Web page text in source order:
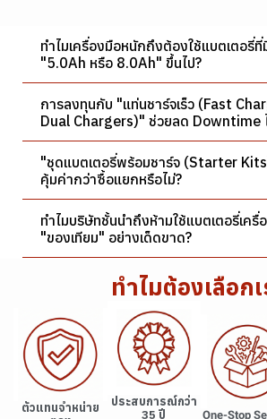
ทำไมเครื่องมือหนักถึงต้องใช้แบตเตอรี่
"5.0Ah หรือ 8.0Ah" ขึ้นไป?
การลงทุนกับ "แท่นชาร์จเร็ว (Fast
Dual Chargers)" ช่วยลด Downtime
"ชุดแบตเตอรี่พร้อมชาร์จ (Starter
คุ้มค่ากว่าซื้อแยกหรือไม่?
ทำไมบริษัทชั้นนำถึงห้ามใช้แบตเตอรี่เครื่
"ของเทียม" อย่างเด็ดขาด?
ทำไมต้องเลือก
ตัวแทนจำหน่าย
ประสบการณ์กว่า
35 ปี
One-Stop